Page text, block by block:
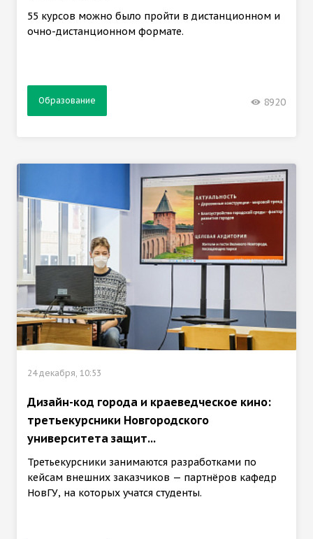
55 курсов можно было пройти в дистанционном и
очно-дистанционном формате.
Образование 8920
24 декабря, 10:53
Дизайн-код города и краеведческое кино:
третьекурсники Новгородского
университета защит...
Третьекурсники занимаются разработками по
кейсам внешних заказчиков — партнёров кафедр
НовГУ, на которых учатся студенты.